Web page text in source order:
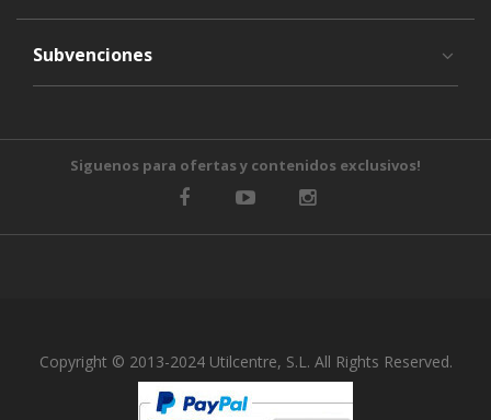
Subvenciones
Siguenos para ofertas y contenidos exclusivos!
Copyright © 2013-2024 Utilcentre, S.L. All Rights Reserved.